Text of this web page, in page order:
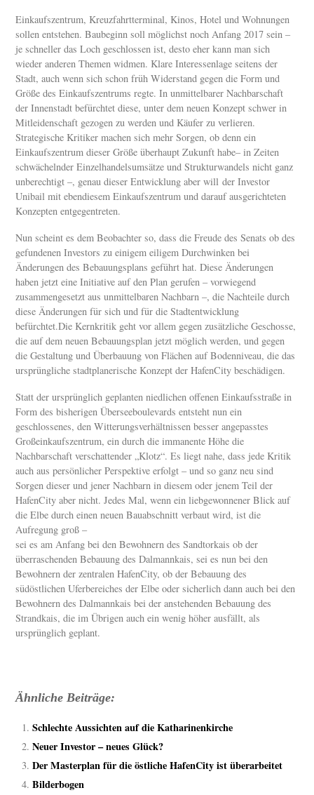
Einkaufszentrum, Kreuzfahrtterminal, Kinos, Hotel und Wohnungen
sollen entstehen. Baubeginn soll möglichst noch Anfang 2017 sein –
je schneller das Loch geschlossen ist, desto eher kann man sich
wieder anderen Themen widmen. Klare Interessenlage seitens der
Stadt, auch wenn sich schon früh Widerstand gegen die Form und
Größe des Einkaufszentrums regte. In unmittelbarer Nachbarschaft
der Innenstadt befürchtet diese, unter dem neuen Konzept schwer in
Mitleidenschaft gezogen zu werden und Käufer zu verlieren.
Strategische Kritiker machen sich mehr Sorgen, ob denn ein
Einkaufszentrum dieser Größe überhaupt Zukunft habe– in Zeiten
schwächelnder Einzelhandelsumsätze und Strukturwandels nicht ganz
unberechtigt –, genau dieser Entwicklung aber will der Investor
Unibail mit ebendiesem Einkaufszentrum und darauf ausgerichteten
Konzepten entgegentreten.
Nun scheint es dem Beobachter so, dass die Freude des Senats ob des
gefundenen Investors zu einigem eiligem Durchwinken bei
Änderungen des Bebauungsplans geführt hat. Diese Änderungen
haben jetzt eine Initiative auf den Plan gerufen – vorwiegend
zusammengesetzt aus unmittelbaren Nachbarn –, die Nachteile durch
diese Änderungen für sich und für die Stadtentwicklung
befürchtet.Die Kernkritik geht vor allem gegen zusätzliche Geschosse,
die auf dem neuen Bebauungsplan jetzt möglich werden, und gegen
die Gestaltung und Überbauung von Flächen auf Bodenniveau, die das
ursprüngliche stadtplanerische Konzept der HafenCity beschädigen.
Statt der ursprünglich geplanten niedlichen offenen Einkaufsstraße in
Form des bisherigen Überseeboulevards entsteht nun ein
geschlossenes, den Witterungsverhältnissen besser angepasstes
Großeinkaufszentrum, ein durch die immanente Höhe die
Nachbarschaft verschattender „Klotz“. Es liegt nahe, dass jede Kritik
auch aus persönlicher Perspektive erfolgt – und so ganz neu sind
Sorgen dieser und jener Nachbarn in diesem oder jenem Teil der
HafenCity aber nicht. Jedes Mal, wenn ein liebgewonnener Blick auf
die Elbe durch einen neuen Bauabschnitt verbaut wird, ist die
Aufregung groß –
sei es am Anfang bei den Bewohnern des Sandtorkais ob der
überraschenden Bebauung des Dalmannkais, sei es nun bei den
Bewohnern der zentralen HafenCity, ob der Bebauung des
südöstlichen Uferbereiches der Elbe oder sicherlich dann auch bei den
Bewohnern des Dalmannkais bei der anstehenden Bebauung des
Strandkais, die im Übrigen auch ein wenig höher ausfällt, als
ursprünglich geplant.
Ähnliche Beiträge:
Schlechte Aussichten auf die Katharinenkirche
Neuer Investor – neues Glück?
Der Masterplan für die östliche HafenCity ist überarbeitet
Bilderbogen